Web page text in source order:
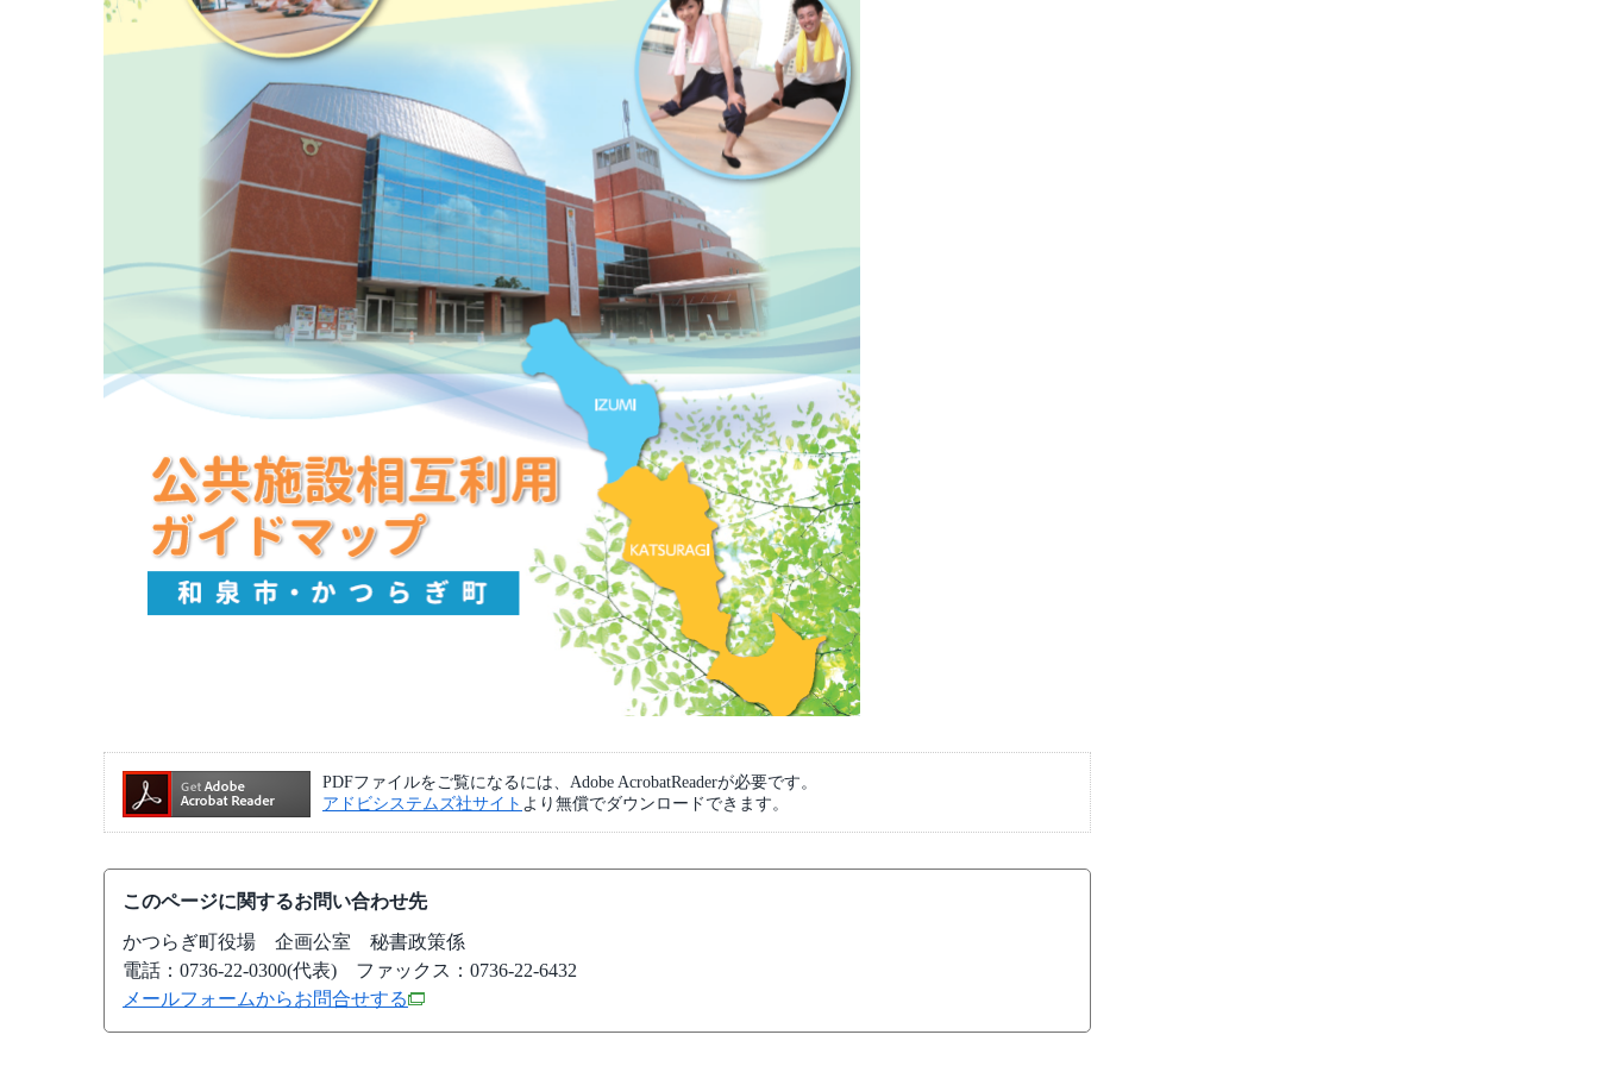
PDFファイルをご覧になるには、Adobe AcrobatReaderが必要です。
アドビシステムズ社サイト より無償でダウンロードできます。
このページに関するお問い合わせ先
かつらぎ町役場 企画公室 秘書政策係
電話：0736-22-0300(代表)
ファックス：0736-22-6432
メールフォームからお問合せする